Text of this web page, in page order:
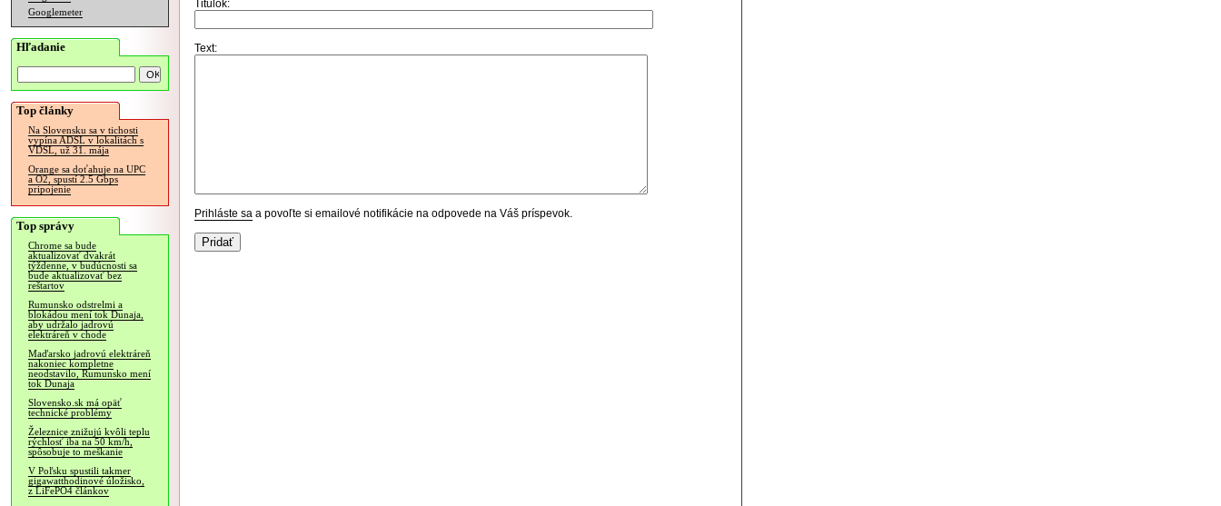
Googlemeter
Hľadanie
Top články
Na Slovensku sa v tichosti
vypína ADSL v lokalitách s
VDSL, už 31. mája
Orange sa doťahuje na UPC
a O2, spustí 2.5 Gbps
pripojenie
Top správy
Chrome sa bude
aktualizovať dvakrát
týždenne, v budúcnosti sa
bude aktualizovať bez
reštartov
Rumunsko odstrelmi a
blokádou mení tok Dunaja,
aby udržalo jadrovú
elektráreň v chode
Maďarsko jadrovú elektráreň
nakoniec kompletne
neodstavilo, Rumunsko mení
tok Dunaja
Slovensko.sk má opäť
technické problémy
Železnice znižujú kvôli teplu
rýchlosť iba na 50 km/h,
spôsobuje to meškanie
V Poľsku spustili takmer
gigawatthodinové úložisko,
z LiFePO4 článkov
Titulok:
Text:
Prihláste sa a povoľte si emailové notifikácie na odpovede na Váš príspevok.